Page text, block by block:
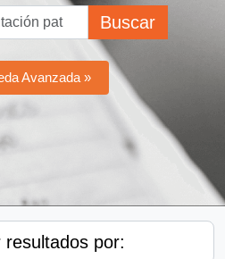
Buscar
Avanzada »
resultados por: